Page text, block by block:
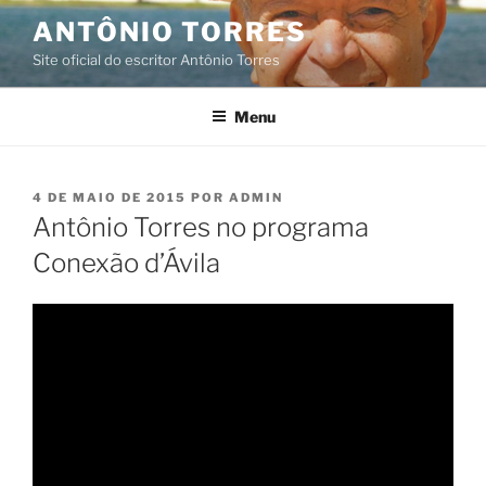
Pular
para
conteúdo
ANTÔNIO TORRES
Site oficial do escritor Antônio Torres
Menu
PUBLICADO
EM
4 DE MAIO DE 2015 POR ADMIN
Antônio Torres no programa
Conexão d’Ávila